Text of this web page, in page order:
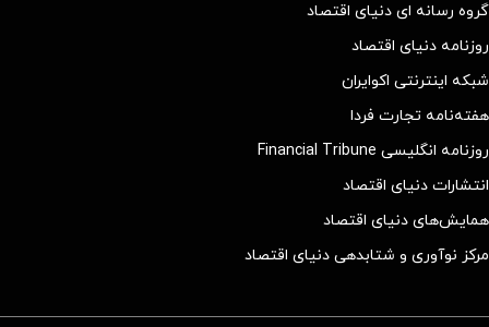
گروه رسانه ای دنیای اقتصاد
روزنامه دنیای اقتصاد
شبکه اینترنتی اکوایران
هفته‌نامه تجارت فردا
روزنامه انگلیسی Financial Tribune
انتشارات دنیای اقتصاد
همایش‌های دنیای اقتصاد
مرکز نوآوری و شتابدهی دنیای اقتصاد